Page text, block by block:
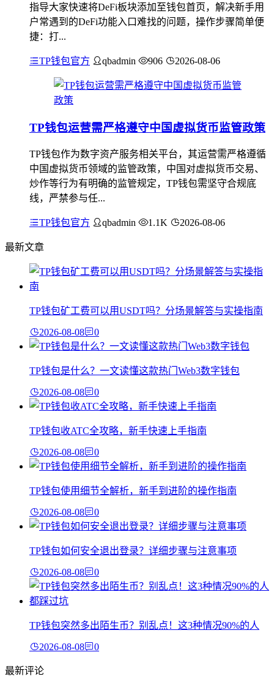
指导大家快速将DeFi板块添加至钱包首页，解决新手用
户常遇到的DeFi功能入口难找的问题，操作步骤简单便
捷：打...
TP钱包官方 qbadmin 906 2026-08-06
TP钱包运营需严格遵守中国虚拟货币监管政策
TP钱包作为数字资产服务相关平台，其运营需严格遵循
中国虚拟货币领域的监管政策，中国对虚拟货币交易、
炒作等行为有明确的监管规定，TP钱包需坚守合规底
线，严禁参与任...
TP钱包官方 qbadmin 1.1K 2026-08-06
最新文章
TP钱包矿工费可以用USDT吗？分场景解答与实操指南
2026-08-08 0
TP钱包是什么？一文读懂这款热门Web3数字钱包
2026-08-08 0
TP钱包收ATC全攻略，新手快速上手指南
2026-08-08 0
TP钱包使用细节全解析，新手到进阶的操作指南
2026-08-08 0
TP钱包如何安全退出登录？详细步骤与注意事项
2026-08-08 0
TP钱包突然多出陌生币？别乱点！这3种情况90%的人
2026-08-08 0
最新评论